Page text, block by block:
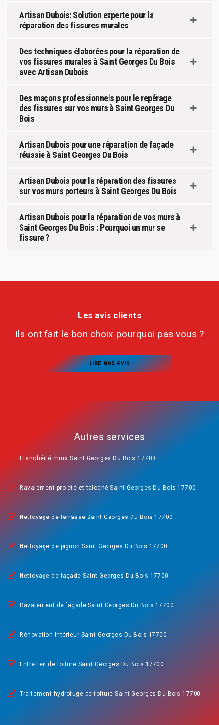
Artisan Dubois: Solution experte pour la
réparation des fissures murales
Des techniques élaborées pour la réparation de
vos fissures murales à Saint Georges Du Bois
avec Artisan Dubois
Des maçons professionnels pour le repérage
des fissures sur vos murs à Saint Georges Du
Bois
Artisan Dubois pour une réparation de façade
réussie à Saint Georges Du Bois
Artisan Dubois pour la réparation des fissures
sur vos murs porteurs à Saint Georges Du Bois
Artisan Dubois pour la réparation de vos murs à
Saint Georges Du Bois : Pourquoi un mur se
fissure ?
Les avis clients
Ils ont fait le bon choix pourquoi pas vous ?
LIRE NOS AVIS
Autres services
Etanchéité murs Saint Georges Du Bois 17700
Ravalement projeté et taloché Saint Georges Du Bois 17700
Nettoyage de terrasse Saint Georges Du Bois 17700
Nettoyage de pignon Saint Georges Du Bois 17700
Nettoyage de façade Saint Georges Du Bois 17700
Ravalement de façade Saint Georges Du Bois 17700
Rénovation intérieur Saint Georges Du Bois 17700
Entretien de toiture Saint Georges Du Bois 17700
Traitement hydrofuge de toiture Saint Georges Du Bois 17700